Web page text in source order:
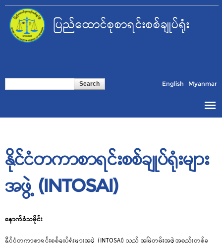
Skip to
content
ပြည်ထောင်စုစာရင်းစစ်ချုပ်ရုံး
Search form English Myanmar
နိုင်ငံတကာစာရင်းစစ်ချုပ်ရုံးများ
အဖွဲ့ (INTOSAI)
နောက်ခံသမိုင်း
နိုင်ငံတကာစာရင်းစစ်ချုပ်ရုံးများအဖွဲ့ (INTOSAI) သည် အမြဲတမ်းအဖွဲ့အစည်းတစ်ခု